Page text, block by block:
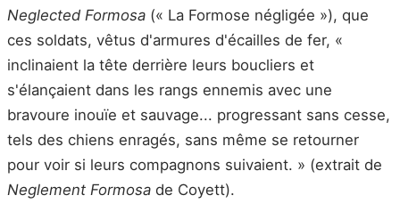
Neglected Formosa (« La Formose négligée »), que
ces soldats, vêtus d'armures d'écailles de fer, «
inclinaient la tête derrière leurs boucliers et
s'élançaient dans les rangs ennemis avec une
bravoure inouïe et sauvage... progressant sans cesse,
tels des chiens enragés, sans même se retourner
pour voir si leurs compagnons suivaient. » (extrait de
Neglement Formosa de Coyett).